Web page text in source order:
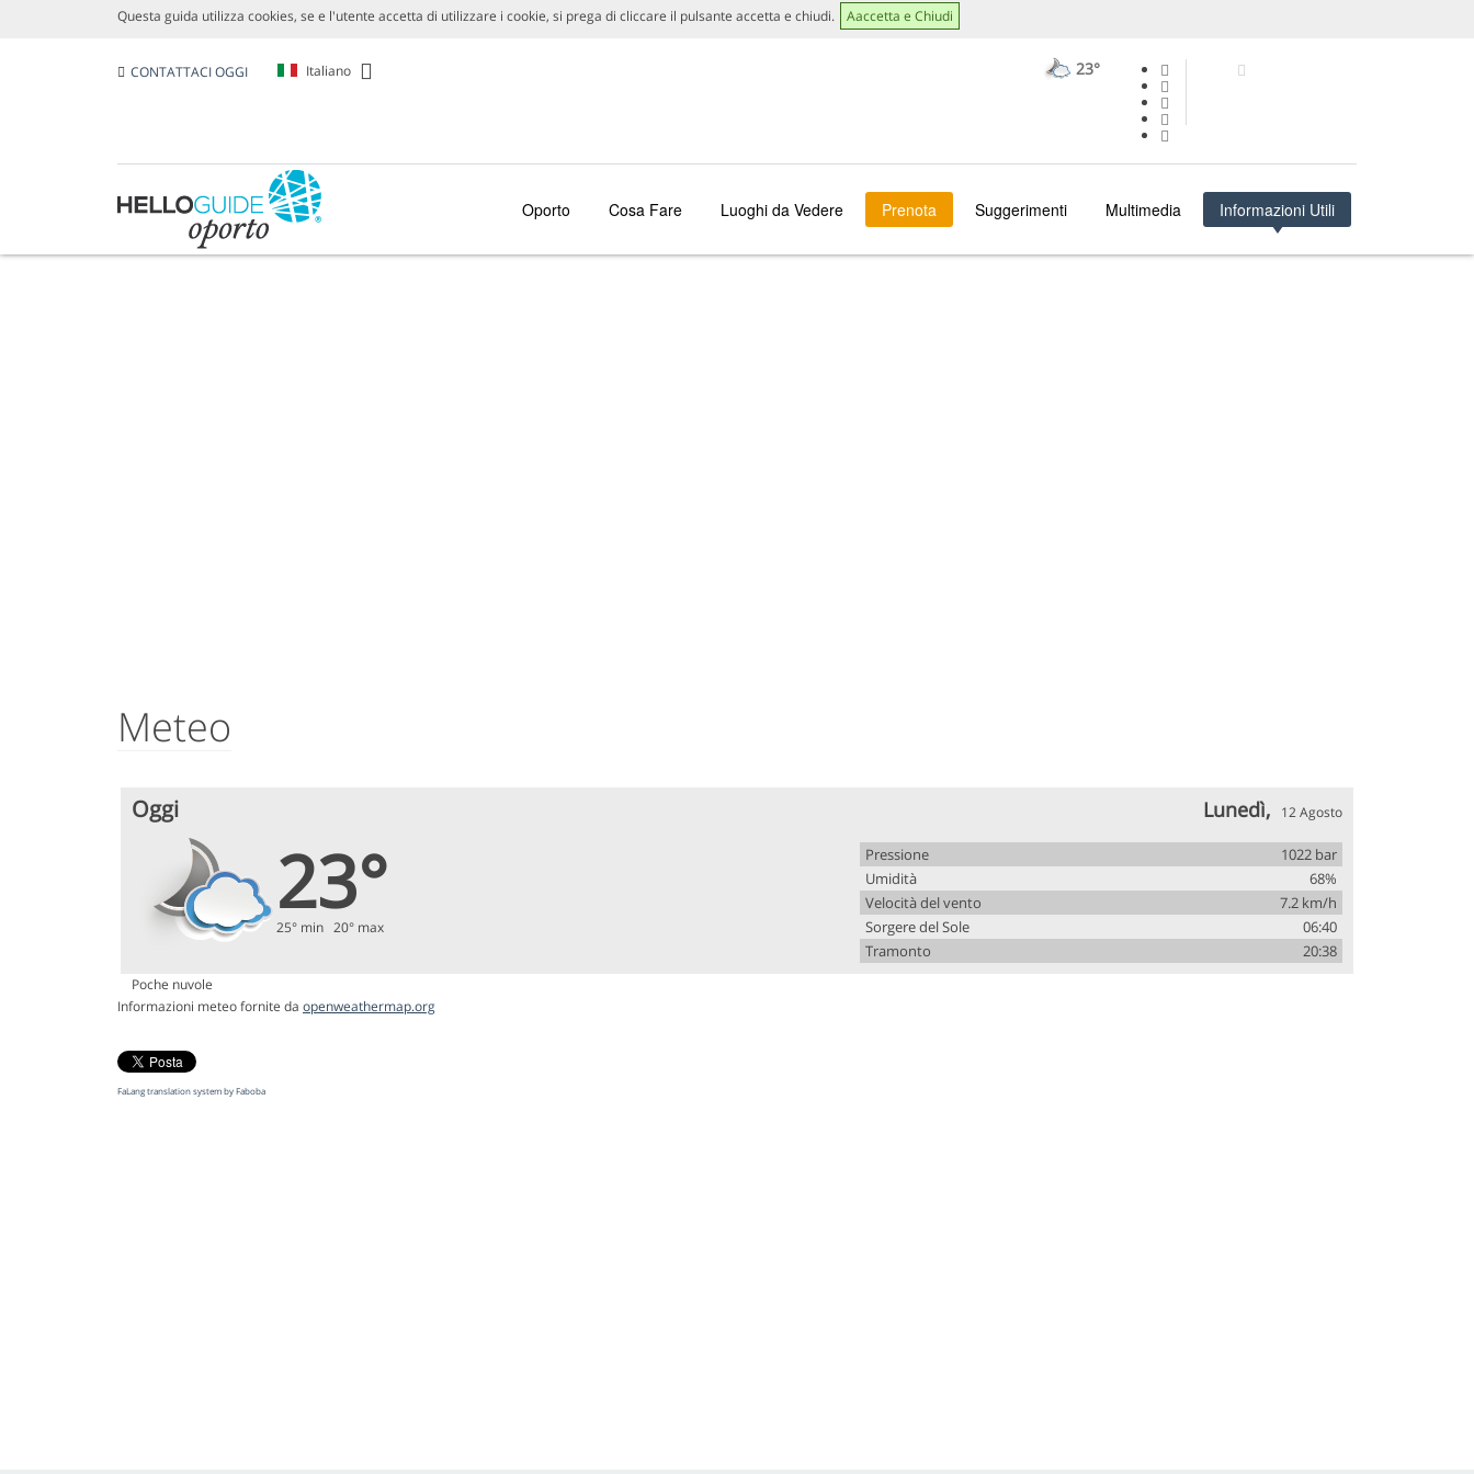
Questa guida utilizza cookies, se e l'utente accetta di utilizzare i cookie, si prega di cliccare il pulsante accetta e chiudi. Aaccetta e Chiudi
CONTATTACI OGGI Italiano 23°
Oporto Cosa Fare Luoghi da Vedere Prenota Suggerimenti Multimedia Informazioni Utili
Meteo
Oggi Lunedì, 12 Agosto
23°
25° min 20° max
Poche nuvole
Pressione
1022 bar
Umidità
68%
Velocità del vento
7.2 km/h
Sorgere del Sole
06:40
Tramonto
20:38
Informazioni meteo fornite da openweathermap.org
FaLang translation system by Faboba